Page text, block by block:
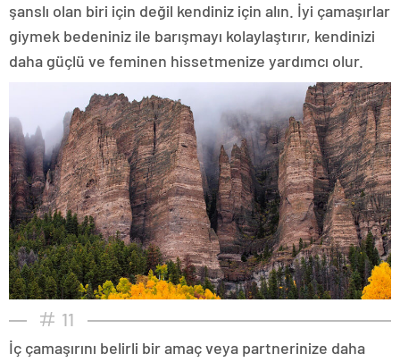
şanslı olan biri için değil kendiniz için alın. İyi çamaşırlar
giymek bedeniniz ile barışmayı kolaylaştırır, kendinizi
daha güçlü ve feminen hissetmenize yardımcı olur.
11
İç çamaşırını belirli bir amaç veya partnerinize daha